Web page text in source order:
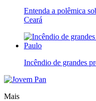
Entenda a polêmica
Ceará
Incêndio de grandes
Mais